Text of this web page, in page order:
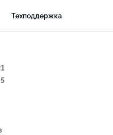
Техподдержка